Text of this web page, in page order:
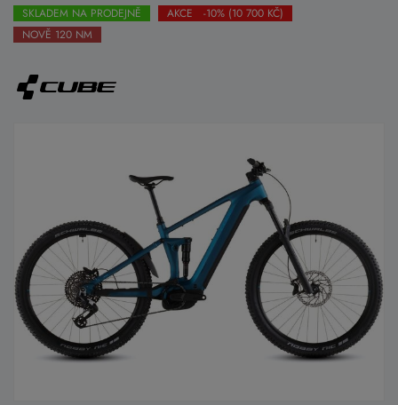
SKLADEM NA PRODEJNĚ
AKCE -10% (10 700 KČ)
NOVĚ 120 NM